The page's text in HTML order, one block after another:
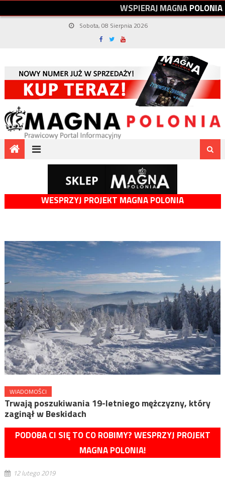
WSPIERAJMAGNAPOLONIA
Sobota, 08 Sierpnia 2026
WESPRZYJ PROJEKT MAGNA POLONIA
WIADOMOŚCI
Trwają poszukiwania 19-letniego mężczyzny, który
zaginął w Beskidach
PODOBA CI SIĘ TO CO ROBIMY? WESPRZYJ PROJEKT
MAGNA POLONIA!
12 lutego 2019